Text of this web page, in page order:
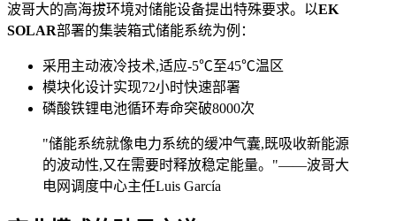
波哥大的高海拔环境对储能设备提出特殊要求。以EK
SOLAR部署的集装箱式储能系统为例：
采用主动液冷技术,适应-5℃至45℃温区
模块化设计实现72小时快速部署
磷酸铁锂电池循环寿命突破8000次
"储能系统就像电力系统的缓冲气囊,既吸收新能源
的波动性,又在需要时释放稳定能量。"——波哥大
电网调度中心主任Luis García